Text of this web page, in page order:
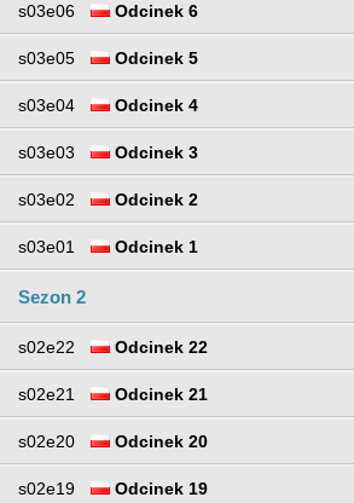
s03e06 Odcinek 6
s03e05 Odcinek 5
s03e04 Odcinek 4
s03e03 Odcinek 3
s03e02 Odcinek 2
s03e01 Odcinek 1
Sezon 2
s02e22 Odcinek 22
s02e21 Odcinek 21
s02e20 Odcinek 20
s02e19 Odcinek 19